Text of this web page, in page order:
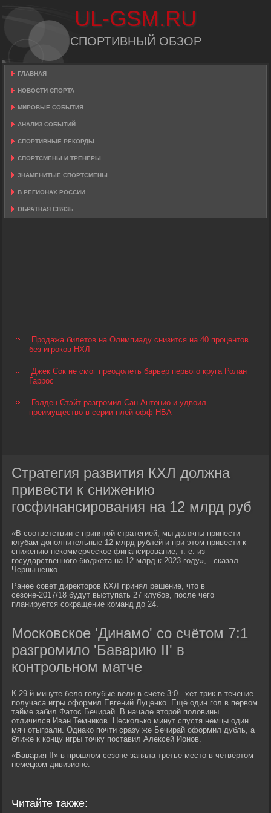
UL-GSM.RU
СПОРТИВНЫЙ ОБЗОР
ГЛАВНАЯ
НОВОСТИ СПОРТА
МИРОВЫЕ СОБЫТИЯ
АНАЛИЗ СОБЫТИЙ
СПОРТИВНЫЕ РЕКОРДЫ
СПОРТСМЕНЫ И ТРЕНЕРЫ
ЗНАМЕНИТЫЕ СПОРТСМЕНЫ
В РЕГИОНАХ РОССИИ
ОБРАТНАЯ СВЯЗЬ
Продажа билетов на Олимпиаду снизится на 40 процентов
без игроков НХЛ
Джек Сок не смог преодолеть барьер первого круга Ролан
Гаррос
Голден Стэйт разгромил Сан-Антонио и удвоил
преимущество в серии плей-офф НБА
Стратегия развития КХЛ должна
привести к снижению
госфинансирования на 12 млрд руб
«В соответствии с принятой стратегией, мы должны принести
клубам дополнительные 12 млрд рублей и при этом привести к
снижению некоммерческое финансирование, т. е. из
государственного бюджета на 12 млрд к 2023 году», - сказал
Чернышенко.
Ранее совет директоров КХЛ принял решение, что в
сезоне-2017/18 будут выступать 27 клубов, после чего
планируется сокращение команд до 24.
Московское 'Динамо' со счётом 7:1
разгромило 'Баварию II' в
контрольном матче
К 29-й минуте бело-голубые вели в счёте 3:0 - хет-трик в течение
получаса игры оформил Евгений Луценко. Ещё один гол в первом
тайме забил Фатос Бечирай. В начале второй половины
отличился Иван Темников. Несколько минут спустя немцы один
мяч отыграли. Однако почти сразу же Бечирай оформил дубль, а
ближе к концу игры точку поставил Алексей Ионов.
«Бавария II» в прошлом сезоне заняла третье место в четвёртом
немецком дивизионе.
Читайте также: